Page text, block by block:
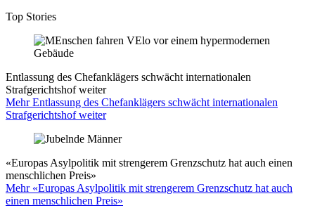
Top Stories
Entlassung des Chefanklägers schwächt internationalen
Strafgerichtshof weiter
Mehr Entlassung des Chefanklägers schwächt internationalen
Strafgerichtshof weiter
«Europas Asylpolitik mit strengerem Grenzschutz hat auch einen
menschlichen Preis»
Mehr «Europas Asylpolitik mit strengerem Grenzschutz hat auch
einen menschlichen Preis»